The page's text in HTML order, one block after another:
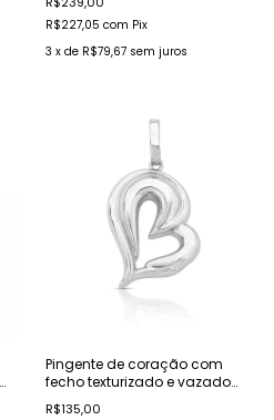
R$227,05 com Pix
3 x de R$79,67 sem juros
Pingente de coração com
fecho texturizado e vazado
banhado a ródio
R$135,00